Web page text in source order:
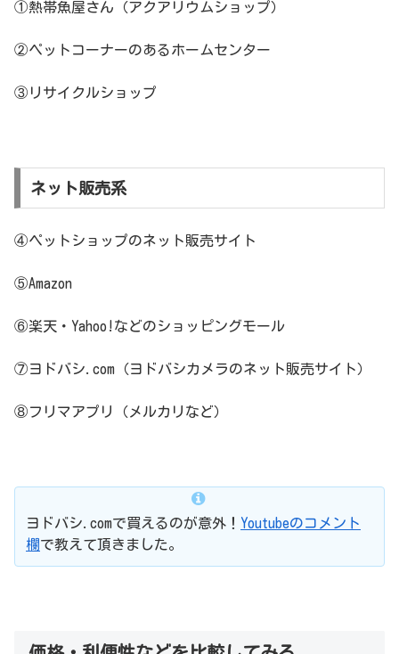
①熱帯魚屋さん（アクアリウムショップ）
②ペットコーナーのあるホームセンター
③リサイクルショップ
ネット販売系
④ペットショップのネット販売サイト
⑤Amazon
⑥楽天・Yahoo!などのショッピングモール
⑦ヨドバシ.com（ヨドバシカメラのネット販売サイト）
⑧フリマアプリ（メルカリなど）
ヨドバシ.comで買えるのが意外！ Youtubeのコメント
欄で教えて頂きました。